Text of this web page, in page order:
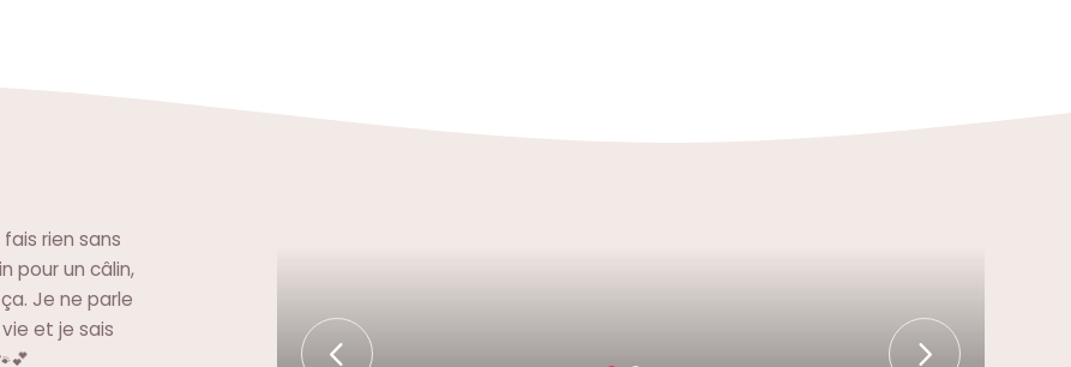
rien sans
pour un câlin,
Je ne parle
et je sais